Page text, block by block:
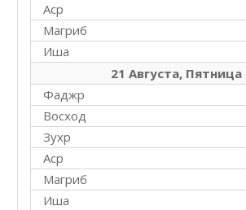
Аср
Магриб
Иша
21 Августа, Пятница
Фаджр
Восход
Зухр
Аср
Магриб
Иша